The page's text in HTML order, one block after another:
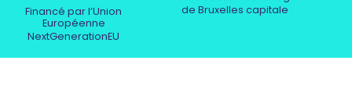
Financé par l’Union
Européenne
NextGenerationEU
de Bruxelles capitale